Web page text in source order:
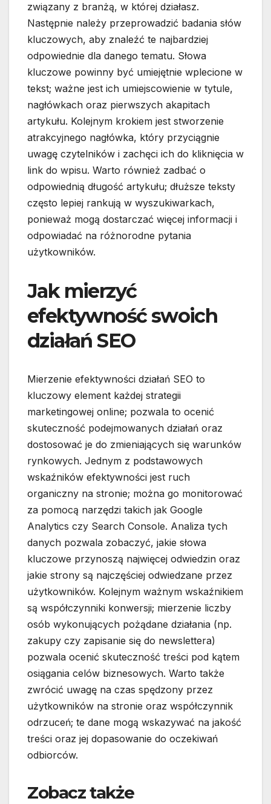
związany z branżą, w której działasz.
Następnie należy przeprowadzić badania słów
kluczowych, aby znaleźć te najbardziej
odpowiednie dla danego tematu. Słowa
kluczowe powinny być umiejętnie wplecione w
tekst; ważne jest ich umiejscowienie w tytule,
nagłówkach oraz pierwszych akapitach
artykułu. Kolejnym krokiem jest stworzenie
atrakcyjnego nagłówka, który przyciągnie
uwagę czytelników i zachęci ich do kliknięcia w
link do wpisu. Warto również zadbać o
odpowiednią długość artykułu; dłuższe teksty
często lepiej rankują w wyszukiwarkach,
ponieważ mogą dostarczać więcej informacji i
odpowiadać na różnorodne pytania
użytkowników.
Jak mierzyć
efektywność swoich
działań SEO
Mierzenie efektywności działań SEO to
kluczowy element każdej strategii
marketingowej online; pozwala to ocenić
skuteczność podejmowanych działań oraz
dostosować je do zmieniających się warunków
rynkowych. Jednym z podstawowych
wskaźników efektywności jest ruch
organiczny na stronie; można go monitorować
za pomocą narzędzi takich jak Google
Analytics czy Search Console. Analiza tych
danych pozwala zobaczyć, jakie słowa
kluczowe przynoszą najwięcej odwiedzin oraz
jakie strony są najczęściej odwiedzane przez
użytkowników. Kolejnym ważnym wskaźnikiem
są współczynniki konwersji; mierzenie liczby
osób wykonujących pożądane działania (np.
zakupy czy zapisanie się do newslettera)
pozwala ocenić skuteczność treści pod kątem
osiągania celów biznesowych. Warto także
zwrócić uwagę na czas spędzony przez
użytkowników na stronie oraz współczynnik
odrzuceń; te dane mogą wskazywać na jakość
treści oraz jej dopasowanie do oczekiwań
odbiorców.
Zobacz także